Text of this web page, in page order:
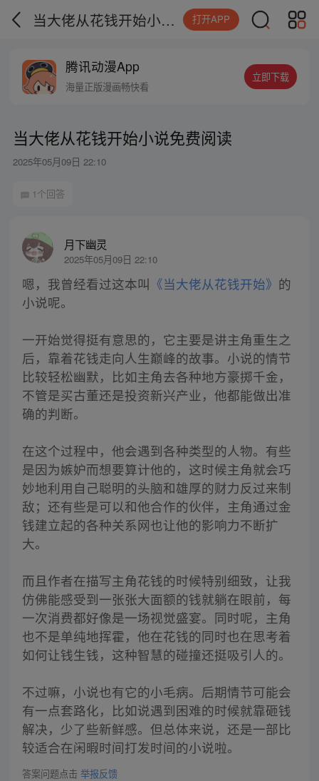
当大佬从花钱开始小说免费阅读 打开APP
腾讯动漫App
海量正版漫画畅快看
立即下载
当大佬从花钱开始小说免费阅读
2025年05月09日 22:10
1个回答
月下幽灵
2025年05月09日 22:10
嗯，我曾经看过这本叫 《当大佬从花钱开始》 的
小说呢。
一开始觉得挺有意思的，它主要是讲主角重生之
后，靠着花钱走向人生巅峰的故事。小说的情节
比较轻松幽默，比如主角去各种地方豪掷千金，
不管是买古董还是投资新兴产业，他都能做出准
确的判断。
在这个过程中，他会遇到各种类型的人物。有些
是因为嫉妒而想要算计他的，这时候主角就会巧
妙地利用自己聪明的头脑和雄厚的财力反过来制
敌；还有些是可以和他合作的伙伴，主角通过金
钱建立起的各种关系网也让他的影响力不断扩
大。
而且作者在描写主角花钱的时候特别细致，让我
仿佛能感受到一张张大面额的钱就躺在眼前，每
一次消费都好像是一场视觉盛宴。同时呢，主角
也不是单纯地挥霍，他在花钱的同时也在思考着
如何让钱生钱，这种智慧的碰撞还挺吸引人的。
不过嘛，小说也有它的小毛病。后期情节可能会
有一点套路化，比如说遇到困难的时候就靠砸钱
解决，少了些新鲜感。但总体来说，还是一部比
较适合在闲暇时间打发时间的小说啦。
答案问题点击 举报反馈